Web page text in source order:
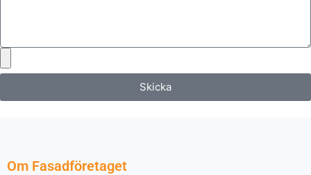
Skicka
Om Fasadföretaget